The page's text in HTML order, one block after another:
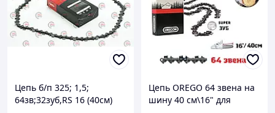
Цепь б/п 325; 1,5;
64зв;32зуб,RS 16 (40см)
Цепь OREGO 64 звена на
шину 40 см\16" для